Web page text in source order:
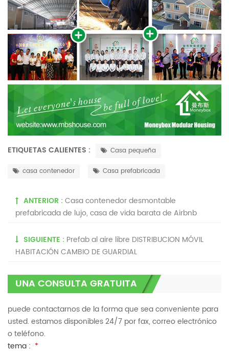
ETIQUETAS CALIENTES : Casa pequeña
casa contenedor Casa prefabricada
ANTERIOR :Casa contenedor desmontable
prefabricada de lujo, casa de vida barata de Airbnb
SIGUIENTE : Prefab al aire libre DISTRIBUCION MÓVIL
HABITACIÓN CAMBIO DE GUARDIAL
UNA CONSULTA GRATUITA
puede contactarnos de la forma que sea conveniente para
usted. estamos disponibles 24/7 por fax, correo electrónico
o teléfono.
tema : *